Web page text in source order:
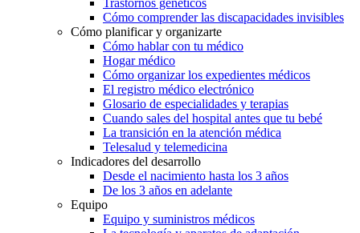
Cómo comprender las discapacidades invisibles
Cómo planificar y organizarte
Cómo hablar con tu médico
Hogar médico
Cómo organizar los expedientes médicos
El registro médico electrónico
Glosario de especialidades y terapias
Cuando sales del hospital antes que tu bebé
La transición en la atención médica
Telesalud y telemedicina
Indicadores del desarrollo
Desde el nacimiento hasta los 3 años
De los 3 años en adelante
Equipo
Equipo y suministros médicos